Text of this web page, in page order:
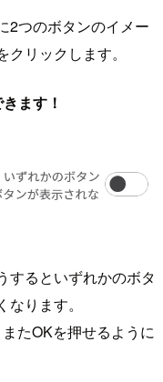
2つのボタンのイメー
リックします。
ます！
するといずれかのボタ
ります。
たOKを押せるように